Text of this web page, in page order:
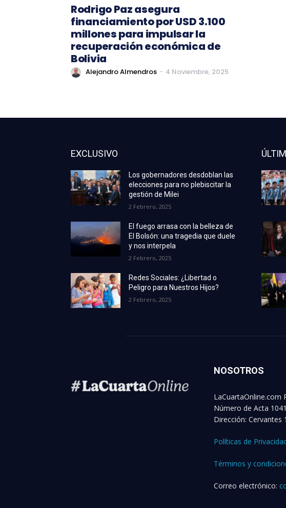
Rodrigo Paz asegura
financiamiento por USD 3.100
millones para impulsar la
recuperación económica de
Bolivia
Alejandro Almendros - 4 Noviembre, 2025
EXCLUSIVO
Los gobernadores desdoblan las
elecciones para no plebiscitar la
gestión de Milei
2 Febrero, 2025
El fuego arrasa con la belleza de
El Bolsón: una tragedia que duele
y nos interpela
2 Febrero, 2025
Redes Sociales: ¿Libertad o
Peligro para Nuestros Hijos?
2 Febrero, 2025
NOSOTROS
LaCuartaOnline.com
Número de Acta
Dirección: Cervantes
Políticas de
Términos y
Correo electrónico: